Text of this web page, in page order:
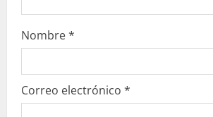
Nombre*
Correo electrónico *